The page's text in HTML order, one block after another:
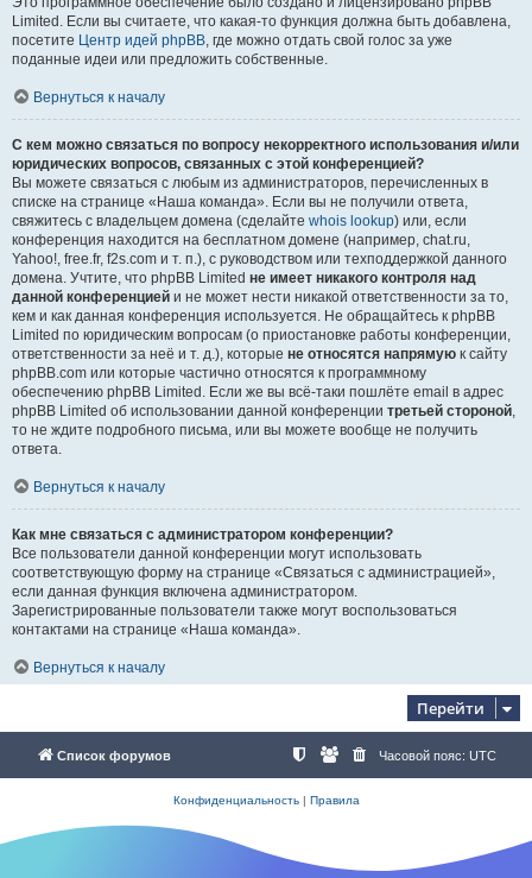
Limited. Если вы считаете, что какая-то функция должна быть добавлена,
посетите Центр идей phpBB, где можно отдать свой голос за уже
поданные идеи или предложить собственные.
Вернуться к началу
С кем можно связаться по вопросу некорректного использования и/или
юридических вопросов, связанных с этой конференцией?
Вы можете связаться с любым из администраторов, перечисленных в
списке на странице «Наша команда». Если вы не получили ответа,
свяжитесь с владельцем домена (сделайте whois lookup) или, если
конференция находится на бесплатном домене (например, chat.ru,
Yahoo!, free.fr, f2s.com и т. п.), с руководством или техподдержкой данного
домена. Учтите, что phpBB Limited не имеет никакого контроля над
данной конференцией и не может нести никакой ответственности за то,
кем и как данная конференция используется. Не обращайтесь к phpBB
Limited по юридическим вопросам (о приостановке работы конференции,
ответственности за неё и т. д.), которые не относятся напрямую к сайту
phpBB.com или которые частично относятся к программному
обеспечению phpBB Limited. Если же вы всё-таки пошлёте email в адрес
phpBB Limited об использовании данной конференции третьей стороной,
то не ждите подробного письма, или вы можете вообще не получить
ответа.
Вернуться к началу
Как мне связаться с администратором конференции?
Все пользователи данной конференции могут использовать
соответствующую форму на странице «Связаться с администрацией»,
если данная функция включена администратором.
Зарегистрированные пользователи также могут воспользоваться
контактами на странице «Наша команда».
Вернуться к началу
Перейти
Список форумов Часовой пояс: UTC
Конфиденциальность| Правила